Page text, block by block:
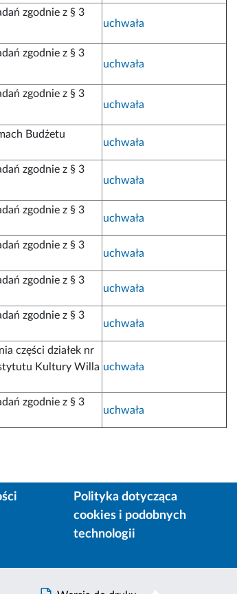
zgodnie z § 3
uchwała
zgodnie z § 3
uchwała
zgodnie z § 3
uchwała
Budżetu
uchwała
zgodnie z § 3
uchwała
zgodnie z § 3
uchwała
zgodnie z § 3
uchwała
zgodnie z § 3
uchwała
zgodnie z § 3
uchwała
części działek nr
Kultury Willa uchwała
zgodnie z § 3
uchwała
Polityka dotycząca
cookies i podobnych
technologii